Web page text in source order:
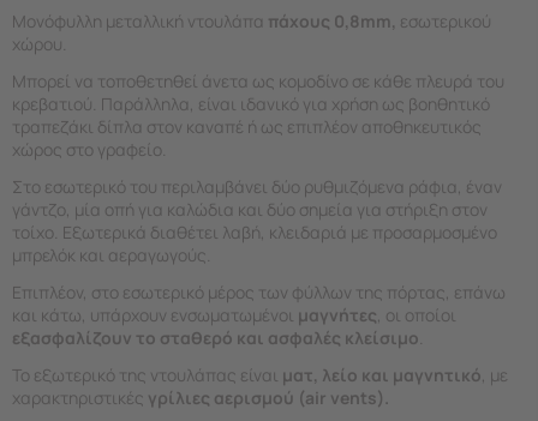
Μονόφυλλη μεταλλική ντουλάπα πάχους 0,8mm, εσωτερικού
χώρου.
Μπορεί να τοποθετηθεί άνετα ως κομοδίνο σε κάθε πλευρά του
κρεβατιού. Παράλληλα, είναι ιδανικό για χρήση ως βοηθητικό
τραπεζάκι δίπλα στον καναπέ ή ως επιπλέον αποθηκευτικός
χώρος στο γραφείο.
Στο εσωτερικό του περιλαμβάνει δύο ρυθμιζόμενα ράφια, έναν
γάντζο, μία οπή για καλώδια και δύο σημεία για στήριξη στον
τοίχο. Εξωτερικά διαθέτει λαβή, κλειδαριά με προσαρμοσμένο
μπρελόκ και αεραγωγούς.
Επιπλέον, στο εσωτερικό μέρος των φύλλων της πόρτας, επάνω
και κάτω, υπάρχουν ενσωματωμένοι μαγνήτες, οι οποίοι
εξασφαλίζουν το σταθερό και ασφαλές κλείσιμο.
Το εξωτερικό της ντουλάπας είναι ματ, λείο και μαγνητικό, με
χαρακτηριστικές γρίλιες αερισμού (air vents).